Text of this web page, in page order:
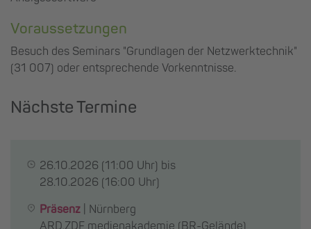
Voraussetzungen
Besuch des Seminars "Grundlagen der Netzwerktechnik"
(31 007) oder entsprechende Vorkenntnisse.
Nächste Termine
26.10.2026 (11:00 Uhr) bis
28.10.2026 (16:00 Uhr)
Präsenz
Nürnberg
ARD.ZDF medienakademie (BR-Gelände)